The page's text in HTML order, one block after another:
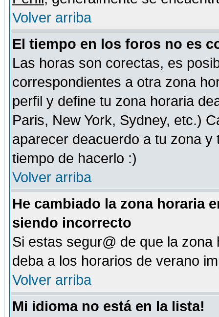
Volver arriba
El tiempo en los foros no es
Las horas son corectas, es
correspondientes a otra zona
perfil y define tu zona horaria
Paris, New York, Sydney, etc.)
aparecer deacuerdo a tu zona
tiempo de hacerlo :)
Volver arriba
He cambiado la zona horaria
siendo incorrecto
Si estas segur@ de que la
deba a los horarios de verano
Volver arriba
Mi idioma no está en la lista!